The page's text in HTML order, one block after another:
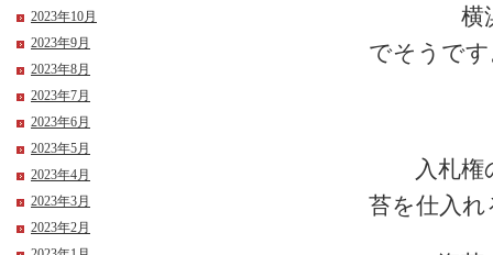
横浜の
でそうで
入札権の
苔を仕入
2023年10月
2023年9月
2023年8月
2023年7月
2023年6月
2023年5月
2023年4月
2023年3月
2023年2月